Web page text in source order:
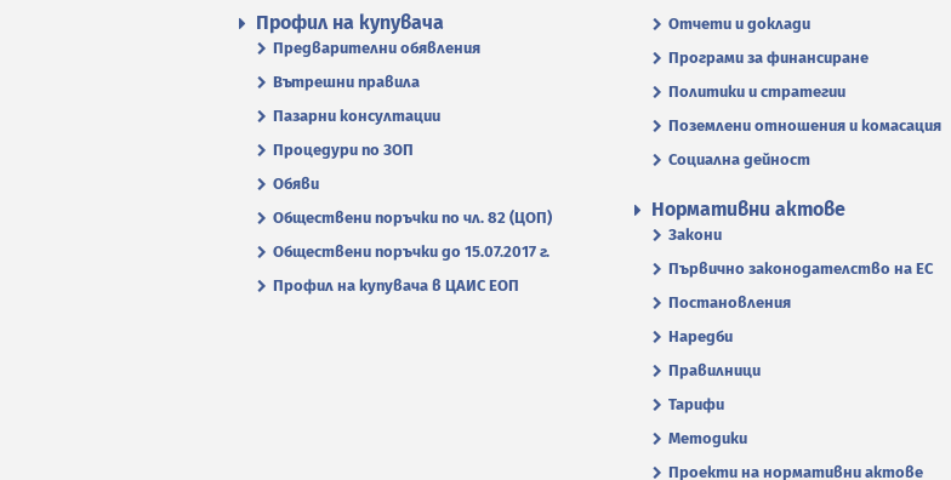
Отчети и доклади
Програми за финансиране
Политики и стратегии
Поземлени отношения и комасация
Социална дейност
Профил на купувача
Предварителни обявления
Вътрешни правила
Пазарни консултации
Процедури по ЗОП
Обяви
Обществени поръчки по чл. 82 (ЦОП)
Обществени поръчки до 15.07.2017 г.
Профил на купувача в ЦАИС ЕОП
Нормативни актове
Закони
Първично законодателство на ЕС
Постановления
Наредби
Правилници
Тарифи
Методики
Проекти на нормативни актове